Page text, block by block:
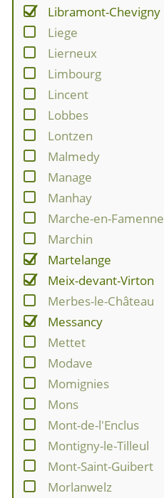
Libramont-Chevigny
Liege
Lierneux
Limbourg
Lincent
Lobbes
Lontzen
Malmedy
Manage
Manhay
Marche-en-Famenne
Marchin
Martelange
Meix-devant-Virton
Merbes-le-Château
Messancy
Mettet
Modave
Momignies
Mons
Mont-de-l'Enclus
Montigny-le-Tilleul
Mont-Saint-Guibert
Morlanwelz